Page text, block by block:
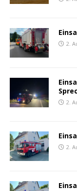
2.
2.
2.